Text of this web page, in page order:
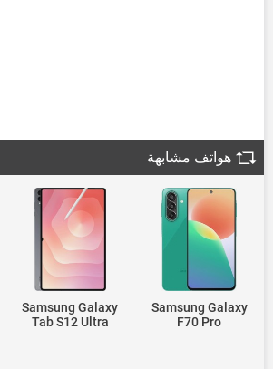
هواتف مشابهة
Samsung Galaxy
F70 Pro
Samsung Galaxy
Tab S12 Ultra